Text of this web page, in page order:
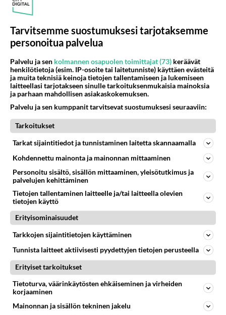
Minä nään unissani kuolleita omaisiani ja aistin
heitä ympärilläni lohduttaen. Kuolinhetket läheisten
äitini aavisti, myös minä. He ovat siellä toisessa
omaisensa niin halutessaan. Ei siinä sen
kummempaa ole. He ovat
taivaassa/olotilassa/ulottuvuudessa, jonka me
he ovat vastassa kun minä sinne saavun aikanani.
En usko mihinkään kummitteluun tms, ei kuolleet
heille/heidän kanssaan harva se päivä. He ovat
kuin enkeleitä.
Äänestä Kommentoi
Tarvitsemme suostumuksesi tarjotaksemme
personoitua palvelua
Palvelu ja sen kolmannen osapuolen toimittajat (73) keräävät
henkilötietoja (esim. IP-osoite tai laitetunniste) käyttäen evästeitä
ja muita teknisiä keinoja tietojen tallentamiseen ja lukemiseen
laitteellasi tarjotakseen sinulle tarkoituksenmukaisia mainoksia
ja parhaan mahdollisen asiakaskokemuksen.
Palvelu ja sen kumppanit tarvitsevat suostumuksesi seuraaviin:
Tarkoitukset
Tarkat sijaintitiedot ja tunnistaminen laitetta skannaamalla
Kohdennettu mainonta ja mainonnan mittaaminen
Personoitu sisältö, sisällön mittaaminen, yleisötutkimus ja
palvelujen kehittäminen
Tietojen tallentaminen laitteelle ja/tai laitteella olevien
tietojen käyttö
Erityisominaisuudet
Tarkkojen sijaintitietojen käyttäminen
Tunnista laitteet aktiivisesti pyydettyjen tietojen perusteella
Erityiset tarkoitukset
Tietoturva, väärinkäytösten ehkäiseminen ja virheiden
korjaaminen
Mainonnan ja sisällön tekninen jakelu